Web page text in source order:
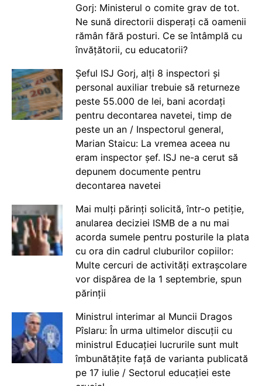
Gorj: Ministerul o comite grav de tot.
Ne sună directorii disperați că oamenii
rămân fără posturi. Ce se întâmplă cu
învățătorii, cu educatorii?
Șeful ISJ Gorj, alți 8 inspectori și
personal auxiliar trebuie să returneze
peste 55.000 de lei, bani acordați
pentru decontarea navetei, timp de
peste un an / Inspectorul general,
Marian Staicu: La vremea aceea nu
eram inspector șef. ISJ ne-a cerut să
depunem documente pentru
decontarea navetei
Mai mulți părinți solicită, într-o petiție,
anularea deciziei ISMB de a nu mai
acorda sumele pentru posturile la plata
cu ora din cadrul cluburilor copiilor:
Multe cercuri de activități extrașcolare
vor dispărea de la 1 septembrie, spun
părinții
Ministrul interimar al Muncii Dragos
Pîslaru: În urma ultimelor discuții cu
ministrul Educației lucrurile sunt mult
îmbunătățite față de varianta publicată
pe 17 iulie / Sectorul educației este